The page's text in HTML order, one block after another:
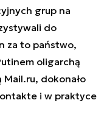
grup na
do
za to państwo,
oligarchą
dokonało
i w praktyce